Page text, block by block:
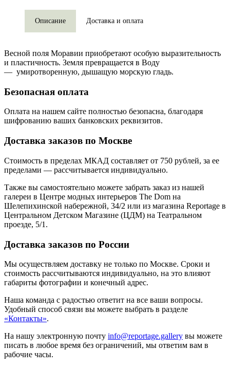
Описание Доставка и оплата
Весной поля Моравии приобретают особую выразительность
и пластичность. Земля превращается в Воду
— умиротворенную, дышащую морскую гладь.
Безопасная оплата
Оплата на нашем сайте полностью безопасна, благодаря
шифрованию ваших банковских реквизитов.
Доставка заказов по Москве
Стоимость в пределах МКАД составляет от 750 рублей, за ее
пределами — рассчитывается индивидуально.
Также вы самостоятельно можете забрать заказ из нашей
галереи в Центре модных интерьеров The Dom на
Шелепихинской набережной, 34/2 или из магазина Reportage в
Центральном Детском Магазине (ЦДМ) на Театральном
проезде, 5/1.
Доставка заказов по России
Мы осуществляем доставку не только по Москве. Сроки и
стоимость рассчитываются индивидуально, на это влияют
габариты фотографии и конечный адрес.
Наша команда с радостью ответит на все ваши вопросы.
Удобный способ связи вы можете выбрать в разделе
«Контакты».
На нашу электронную почту info@reportage.gallery вы можете
писать в любое время без ограничений, мы ответим вам в
рабочие часы.